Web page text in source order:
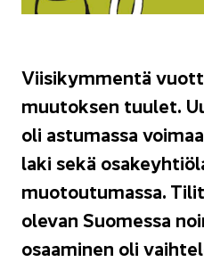
Vii­si­kym­men­tä
muu­tok­sen tuu­let.
oli as­tu­mas­sa
la­ki sekä
muo­tou­tu­mas­sa.
ole­van Suo­mes­sa
osaa­mi­nen oli